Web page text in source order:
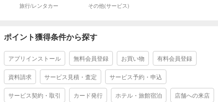
旅行/レンタカー その他(サービス)
ポイント獲得条件から探す
アプリインストール 無料会員登録 お買い物 有料会員登録
資料請求 サービス見積・査定 サービス予約・申込
サービス契約・取引 カード発行 ホテル・旅館宿泊 店舗への来店